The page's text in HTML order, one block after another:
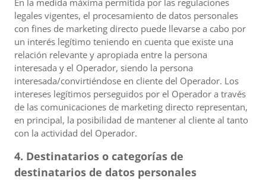
En la medida máxima permitida por las regulaciones
legales vigentes, el procesamiento de datos personales
con fines de marketing directo puede llevarse a cabo por
un interés legítimo teniendo en cuenta que existe una
relación relevante y apropiada entre la persona
interesada y el Operador, siendo la persona
interesada/convirtiéndose en cliente del Operador. Los
intereses legítimos perseguidos por el Operador a través
de las comunicaciones de marketing directo representan,
en principal, la posibilidad de mantener al cliente al tanto
con la actividad del Operador.
4. Destinatarios o categorías de
destinatarios de datos personales